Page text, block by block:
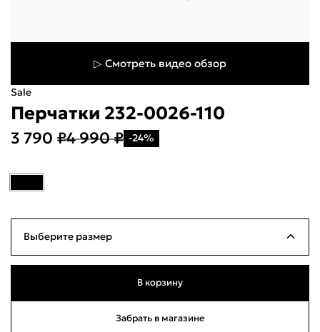
▷ Смотреть видео обзор
Sale
Перчатки 232-0026-110
3 790 ₽4 990 ₽ -24%
Выберите размер
9.5 Много
В корзину
Забрать в магазине
Войти или
Войти
Укажите свой город